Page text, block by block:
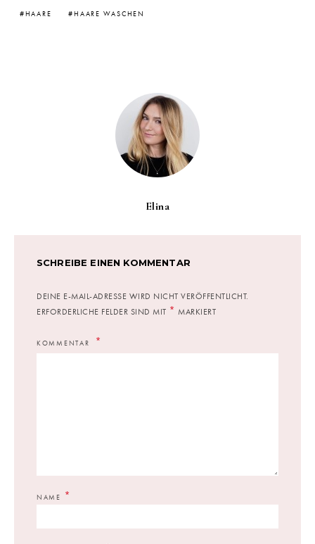
HAARE HAARE WASCHEN
Elina
SCHREIBE EINEN KOMMENTAR
DEINE E-MAIL-ADRESSE WIRD NICHT VERÖFFENTLICHT.
ERFORDERLICHE FELDER SIND MIT * MARKIERT
KOMMENTAR
NAME *